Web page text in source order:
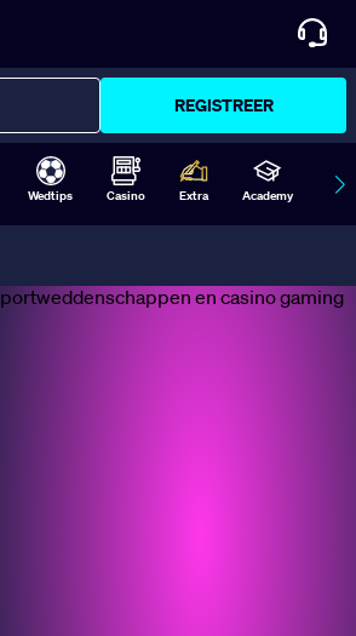
REGISTREER
Wedtips Casino Extra Academy